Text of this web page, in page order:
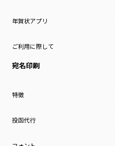
年賀状アプリ
ご利用に際して
宛名印刷
特徴
投函代行